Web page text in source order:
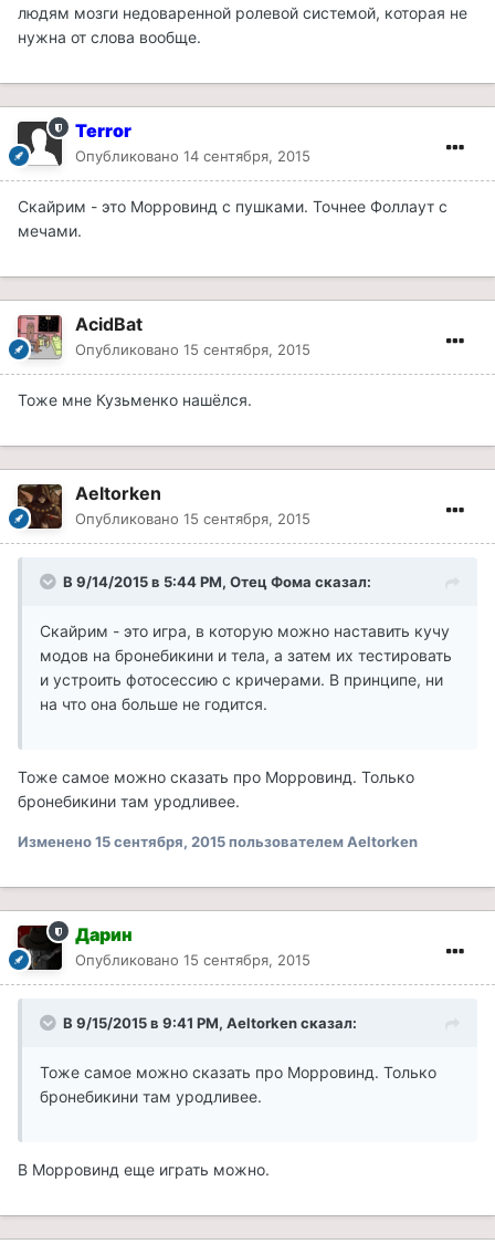
людям мозги недоваренной ролевой системой, которая не
нужна от слова вообще.
Terror
Опубликовано 14 сентября, 2015
Скайрим - это Морровинд с пушками. Точнее Фоллаут с
мечами.
AcidBat
Опубликовано 15 сентября, 2015
Тоже мне Кузьменко нашёлся.
Aeltorken
Опубликовано 15 сентября, 2015
В 9/14/2015 в 5:44 PM, Отец Фома сказал:
Скайрим - это игра, в которую можно наставить кучу
модов на бронебикини и тела, а затем их тестировать
и устроить фотосессию с кричерами. В принципе, ни
на что она больше не годится.
Тоже самое можно сказать про Морровинд. Только
бронебикини там уродливее.
Изменено15 сентября, 2015пользователем Aeltorken
Дарин
Опубликовано 15 сентября, 2015
В 9/15/2015 в 9:41 PM, Aeltorken сказал:
Тоже самое можно сказать про Морровинд. Только
бронебикини там уродливее.
В Морровинд еще играть можно.